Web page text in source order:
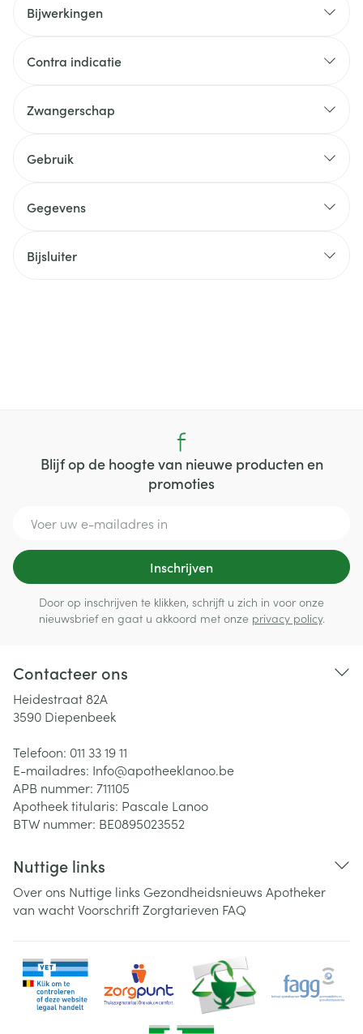
Bijwerkingen
Contra indicatie
Zwangerschap
Gebruik
Gegevens
Bijsluiter
Blijf op de hoogte van nieuwe producten en
promoties
Inschrijven
Door op inschrijven te klikken, schrijft u zich in voor onze
nieuwsbrief en gaat u akkoord met onze privacy policy.
Contacteer ons
Heidestraat 82A
3590 Diepenbeek
Telefoon: 011 33 19 11
E-mailadres: Info@apotheeklanoo.be
APB nummer: 711105
Apotheek titularis: Pascale Lanoo
BTW nummer: BE0895023552
Nuttige links
Over ons Nuttige links Gezondheidsnieuws Apotheker
van wachtVoorschriftZorgtarieven FAQ